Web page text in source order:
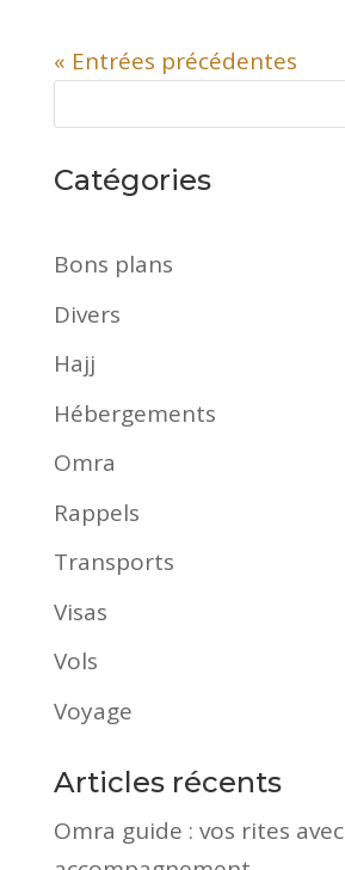
« Entrées précédentes
Catégories
Bons plans
Divers
Hajj
Hébergements
Omra
Rappels
Transports
Visas
Vols
Voyage
Articles récents
Omra guide : vos rites avec